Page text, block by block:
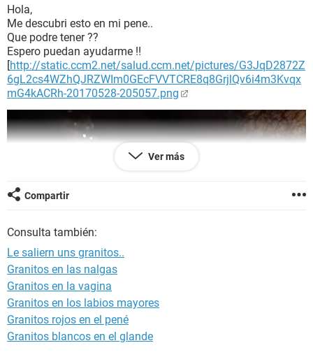
BIENESTAR
SEXUALIDAD
GLOSARIO
Hola,
Me descubri esto en mi pene..
Que podre tener ??
Espero puedan ayudarme !!
[http://static.ccm2.net/salud.ccm.net/pictures/G3JqD2872Z
6gL2cs4WZhQJRZWIm0GEcFVVTCRE8q8GrjlQv6i4m3Kvqx
mG4kACRh-20170528-205057.png
|fancy
Ver más
Compartir
Consulta también:
Le saliern uns granitos..
Granitos en las nalgas
Granitos en la vagina
Granitos en los labios mayores
Granitos rojos en el pené
Granitos blancos en el glande